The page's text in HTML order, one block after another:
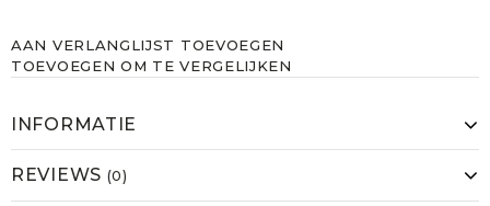
AAN VERLANGLIJST TOEVOEGEN
TOEVOEGEN OM TE VERGELIJKEN
INFORMATIE
REVIEWS (0)